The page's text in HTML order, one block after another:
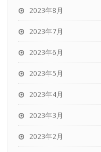
2023年8月
2023年7月
2023年6月
2023年5月
2023年4月
2023年3月
2023年2月